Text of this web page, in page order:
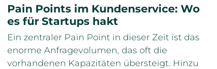
Pain Points im Kundenservice: Wo
es für Startups hakt
Ein zentraler Pain Point in dieser Zeit ist das
enorme Anfragevolumen, das oft die
vorhandenen Kapazitäten übersteigt. Hinzu